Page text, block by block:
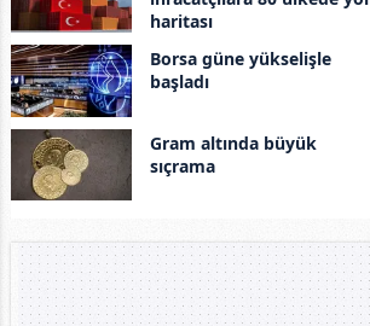
haritası
Borsa güne yükselişle
başladı
Gram altında büyük
sıçrama